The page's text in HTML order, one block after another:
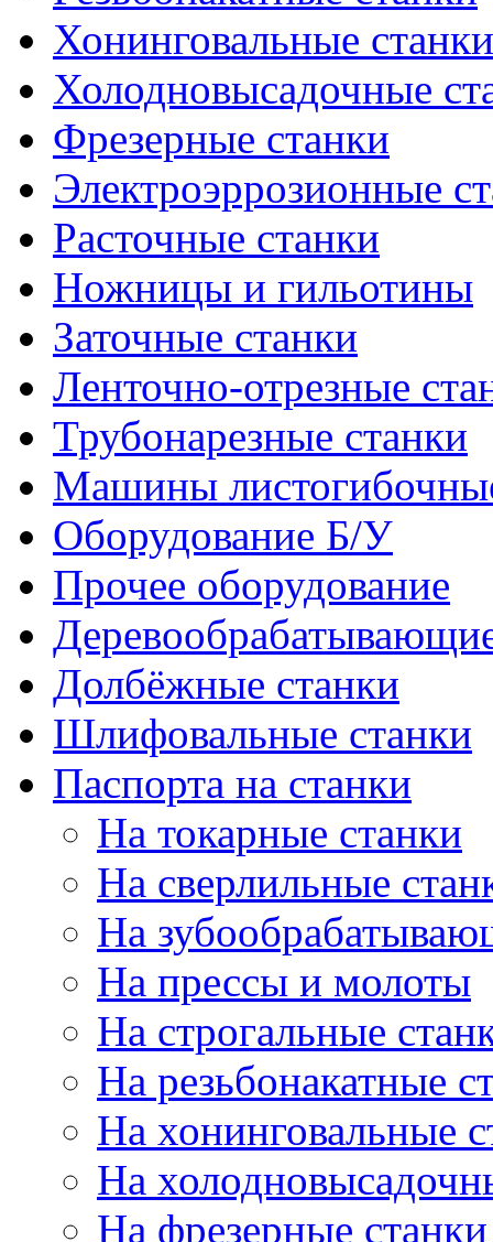
Хонинговальные станки
Холодновысадочные
Фрезерные станки
Электроэррозионные
Расточные станки
Ножницы и гильотины
Заточные станки
Ленточно-отрезные
Трубонарезные станки
Машины
Оборудование Б/У
Прочее оборудование
Долбёжные станки
Шлифовальные станки
Паспорта на станки
На токарные станки
На сверлильные
На
На прессы и молоты
На строгальные
На резьбонакатные
На хонинговальные
На
На фрезерные станки